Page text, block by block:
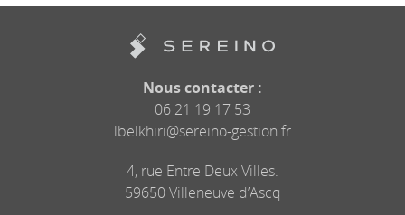
Nous contacter :
06 21 19 17 53
lbelkhiri@sereino-gestion.fr
4, rue Entre Deux Villes.
59650 Villeneuve d’Ascq